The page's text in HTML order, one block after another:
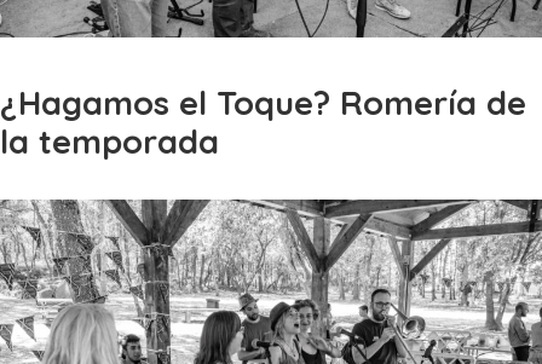
¿Hagamos el Toque? Romería de
la temporada